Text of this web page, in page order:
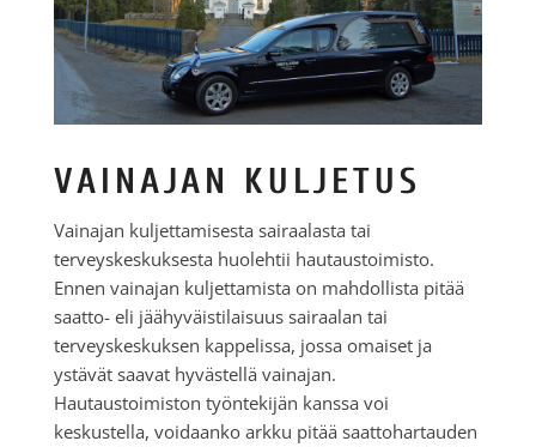
VAINAJAN KULJETUS
Vainajan kuljettamisesta sairaalasta tai
terveyskeskuksesta huolehtii hautaustoimisto.
Ennen vainajan kuljettamista on mahdollista pitää
saatto- eli jäähyväistilaisuus sairaalan tai
terveyskeskuksen kappelissa, jossa omaiset ja
ystävät saavat hyvästellä vainajan.
Hautaustoimiston työntekijän kanssa voi
keskustella, voidaanko arkku pitää saattohartauden